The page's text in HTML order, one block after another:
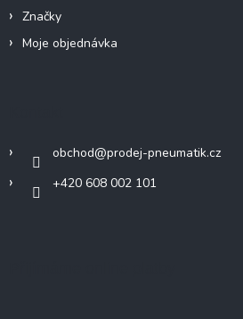
Značky
Moje objednávka
obchod@prodej-pneumatik.cz
+420 608 002 101